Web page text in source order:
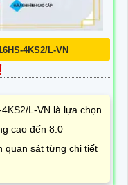
4KS2/L-VN
L-VN là lựa chọn
cao đến 8.0
quan sát từng chi tiết